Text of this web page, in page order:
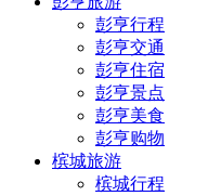
彭亨行程
彭亨交通
彭亨住宿
彭亨景点
彭亨美食
彭亨购物
槟城旅游
槟城行程